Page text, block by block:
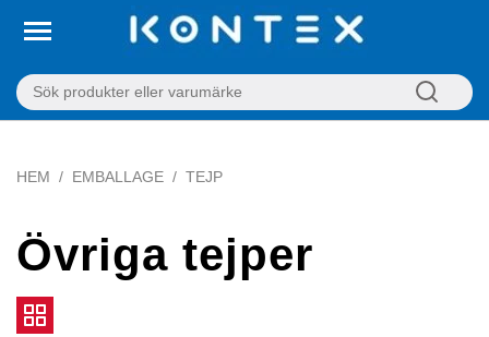
HEM EMBALLAGE TEJP
Övriga tejper